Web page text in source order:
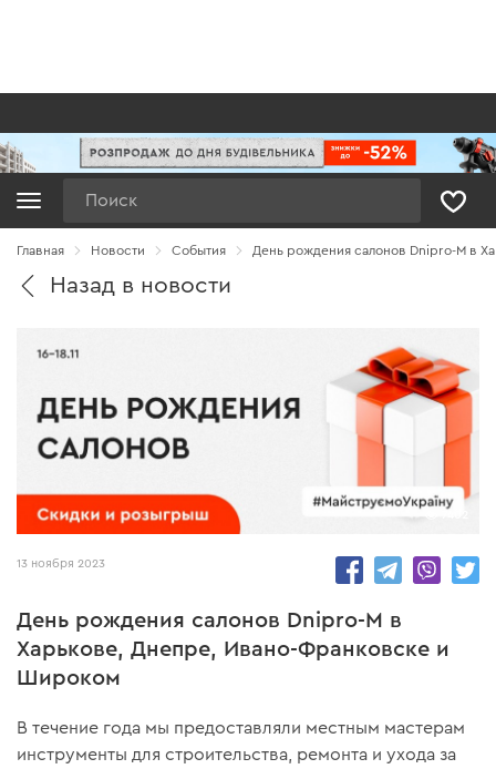
Главная Новости Cобытия День рождения салонов Dnipro-M в
Назад в новости
13 ноября 2023
День рождения салонов Dnipro-M в
Харькове, Днепре, Ивано-Франковске и
Широком
В течение года мы предоставляли местным мастерам
инструменты для строительства, ремонта и ухода за